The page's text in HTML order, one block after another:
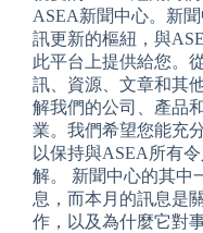
ASEA新聞中心。新
訊更新的樞紐，與
此平台上提供給您。
訊、資源、文章和其
解我們的公司、產品
業。我們希望您能充
以保持與ASEA所有
解。 新聞中心的其中
息，而本月的訊息是
作，以及為什麼它對